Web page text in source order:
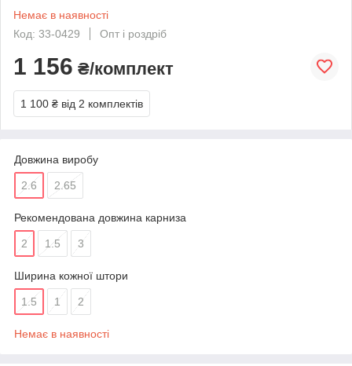
Немає в наявності
Код: 33-0429
Опт і роздріб
1 156 ₴/комплект
1 100 ₴ від 2 комплектів
Довжина виробу
2.6 2.65
Рекомендована довжина карниза
2 1.5 3
Ширина кожної штори
1.5 1 2
Немає в наявності